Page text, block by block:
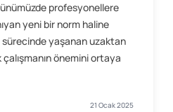
profesyonellere
yeni bir norm haline
sürecinde yaşanan uzaktan
önemini ortaya
21 Ocak 2025